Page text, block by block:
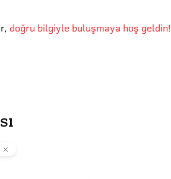
, doğru bilgiyle buluşmaya hoş geldin!